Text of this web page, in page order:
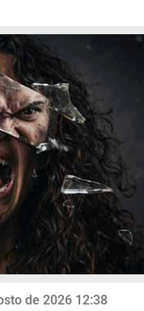
de 2026 12:38